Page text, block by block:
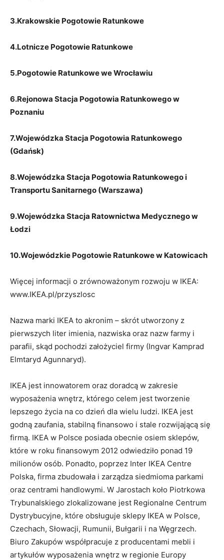
3.Krakowskie Pogotowie Ratunkowe
4.Lotnicze Pogotowie Ratunkowe
5.Pogotowie Ratunkowe we Wrocławiu
6.Rejonowa Stacja Pogotowia Ratunkowego w
Poznaniu
7.Wojewódzka Stacja Pogotowia Ratunkowego
(Gdańsk)
8.Wojewódzka Stacja Pogotowia Ratunkowego i
Transportu Sanitarnego (Warszawa)
9.Wojewódzka Stacja Ratownictwa Medycznego w
Łodzi
10.Wojewódzkie Pogotowie Ratunkowe w Katowicach
Więcej informacji o zrównoważonym rozwoju w IKEA:
www.IKEA.pl/przyszlosc
Nazwa marki IKEA to akronim – skrót utworzony z
pierwszych liter imienia, nazwiska oraz nazw farmy i
parafii, skąd pochodzi założyciel firmy (Ingvar Kamprad
Elmtaryd Agunnaryd).
IKEA jest innowatorem oraz doradcą w zakresie
wyposażenia wnętrz, którego celem jest tworzenie
lepszego życia na co dzień dla wielu ludzi. IKEA jest
godną zaufania, stabilną finansowo i stale rozwijającą się
firmą. IKEA w Polsce posiada obecnie osiem sklepów,
które w roku finansowym 2012 odwiedziło ponad 19
milionów osób. Ponadto, poprzez Inter IKEA Centre
Polska, firma zbudowała i zarządza siedmioma parkami
oraz centrami handlowymi. W Jarostach koło Piotrkowa
Trybunalskiego zlokalizowane jest Regionalne Centrum
Dystrybucyjne, które obsługuje sklepy IKEA w Polsce,
Czechach, Słowacji, Rumunii, Bułgarii i na Węgrzech.
Biuro Zakupów współpracuje z producentami mebli i
artykułów wyposażenia wnętrz w regionie Europy